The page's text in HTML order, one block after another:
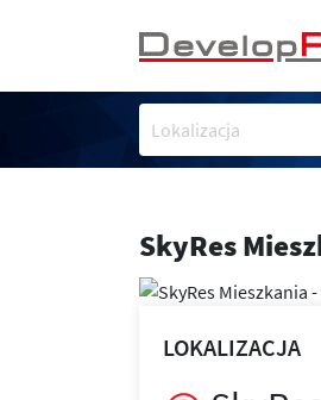
Lokalizacja
SkyRes
LOKALIZACJA